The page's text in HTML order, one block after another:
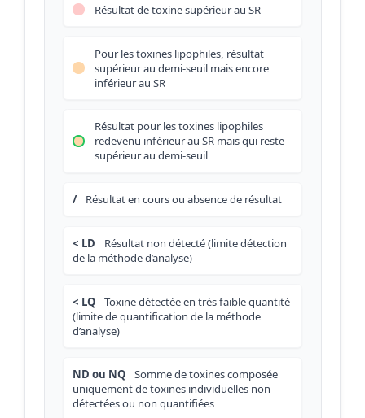
Résultat de toxine supérieur au SR
Pour les toxines lipophiles, résultat
supérieur au demi-seuil mais encore
inférieur au SR
Résultat pour les toxines lipophiles
redevenu inférieur au SR mais qui reste
supérieur au demi-seuil
/ Résultat en cours ou absence de résultat
< LD
Résultat non détecté (limite détection
de la méthode d’analyse)
< LQ
Toxine détectée en très faible quantité
(limite de quantification de la méthode
d’analyse)
ND ou NQ
Somme de toxines composée
uniquement de toxines individuelles non
détectées ou non quantifiées